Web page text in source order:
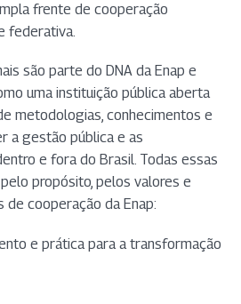
frente de cooperação
federativa.
são parte do DNA da Enap e
uma instituição pública aberta
metodologias, conhecimentos e
a gestão pública e as
e fora do Brasil. Todas essas
propósito, pelos valores e
cooperação da Enap:
e prática para a transformação